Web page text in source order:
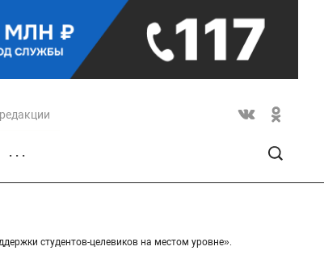
. . .
студентов-целевиков на местом уровне».